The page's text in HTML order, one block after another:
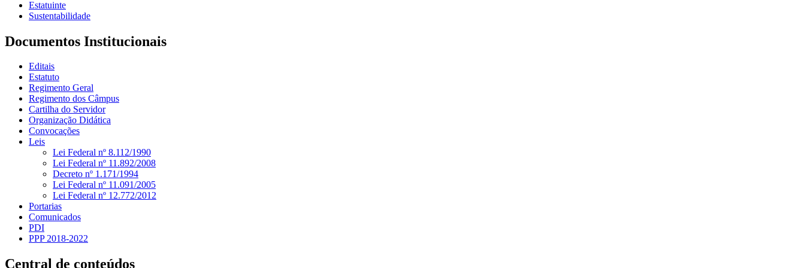
Estatuinte
Sustentabilidade
Documentos Institucionais
Editais
Estatuto
Regimento Geral
Regimento dos Câmpus
Cartilha do Servidor
Organização Didática
Convocações
Leis
Lei Federal nº 8.112/1990
Lei Federal nº 11.892/2008
Decreto nº 1.171/1994
Lei Federal nº 11.091/2005
Lei Federal nº 12.772/2012
Portarias
Comunicados
PDI
PPP 2018-2022
Central de conteúdos